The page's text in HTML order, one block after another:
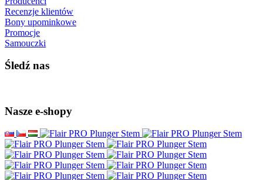
Recenzje klientów
Bony upominkowe
Promocje
Samouczki
Śledź nas
Nasze e-shopy